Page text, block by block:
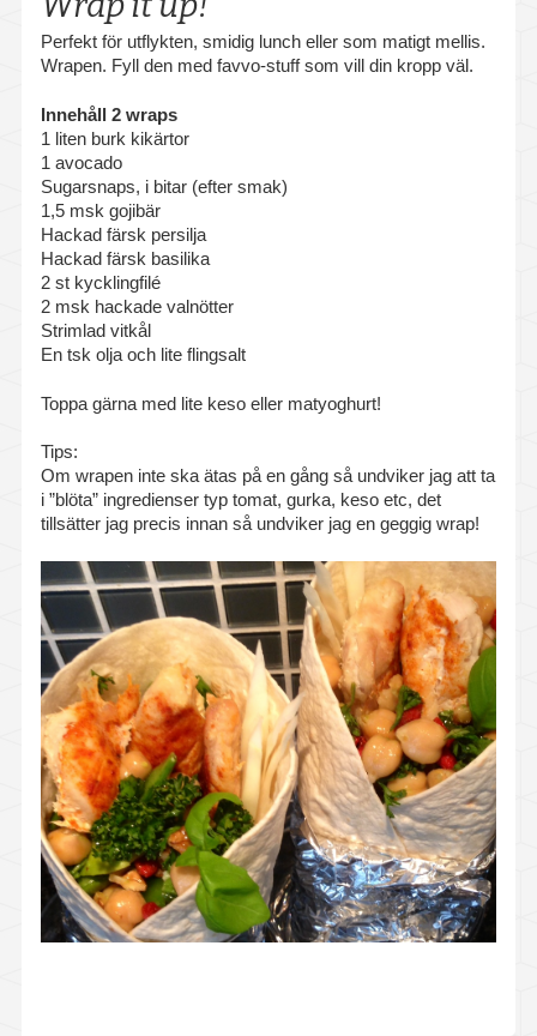
Livsstilsfrågor
Sjuk- och friskanmälan
Stöd vid psykisk ohälsa
Organisations- och ledarskapsfrågor
HLR – Hjärt- och lungräddning
Föreläsningar och utbildningar
Medicinska kontroller
Våra mottagningar
Götene
Hjo
Karlsborg
Lidköping
Mariestad
Skara
Skövde
Perfekt för utflykten, smidig lunch eller som matigt mellis.
Wrapen. Fyll den med favvo-stuff som vill din kropp väl.
Innehåll 2 wraps
1 liten burk kikärtor
1 avocado
Sugarsnaps, i bitar (efter smak)
1,5 msk gojibär
Hackad färsk persilja
Hackad färsk basilika
2 st kycklingfilé
2 msk hackade valnötter
Strimlad vitkål
En tsk olja och lite flingsalt
Toppa gärna med lite keso eller matyoghurt!
Tips:
Om wrapen inte ska ätas på en gång så undviker jag att ta
i ”blöta” ingredienser typ tomat, gurka, keso etc, det
tillsätter jag precis innan så undviker jag en geggig wrap!